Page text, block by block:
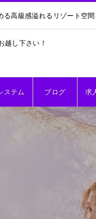
高級感溢れるリゾート空
越し下さい！
ステム ブログ 求